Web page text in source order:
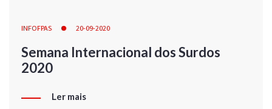
INFOFPAS 20-09-2020
Semana Internacional dos Surdos
2020
Ler mais